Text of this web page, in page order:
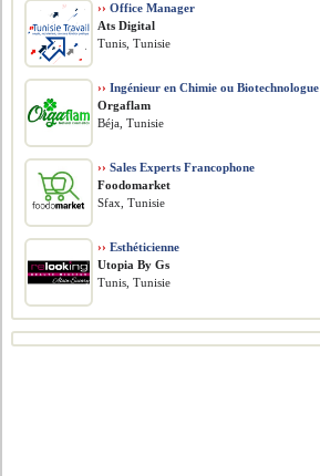
›› Office Manager
Ats Digital
Tunis, Tunisie
›› Ingénieur en Chimie ou Biotechnologue
Orgaflam
Béja, Tunisie
›› Sales Experts Francophone
Foodomarket
Sfax, Tunisie
›› Esthéticienne
Utopia By Gs
Tunis, Tunisie